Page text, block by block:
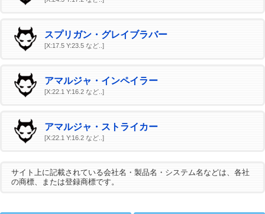
スプリガン・グレイブラバー
[X:17.5 Y:23.5 など..]
アマルジャ・インペイラー
[X:22.1 Y:16.2 など..]
アマルジャ・ストライカー
[X:22.1 Y:16.2 など..]
サイト上に記載されている会社名・製品名・システム名などは、各社
の商標、または登録商標です。